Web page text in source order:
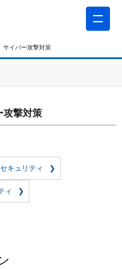
サイバー攻撃対策
攻撃対策
キュリティ
ィ